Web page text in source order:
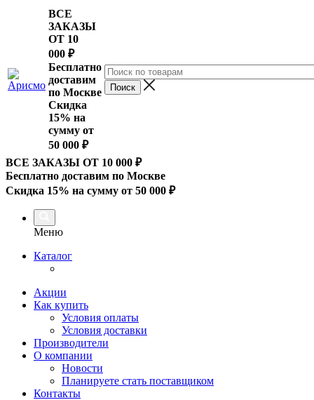
ВСЕ
ЗАКАЗЫ
ОТ 10
000 ₽
Бесплатно
доставим
по Москве
Скидка
15% на
сумму от
50 000 ₽
ВСЕ ЗАКАЗЫ ОТ 10 000 ₽
Бесплатно доставим по Москве
Скидка 15% на сумму от 50 000 ₽
Меню
Каталог
Акции
Как купить
Условия оплаты
Условия доставки
Производители
О компании
Новости
Планируете стать поставщиком
Контакты